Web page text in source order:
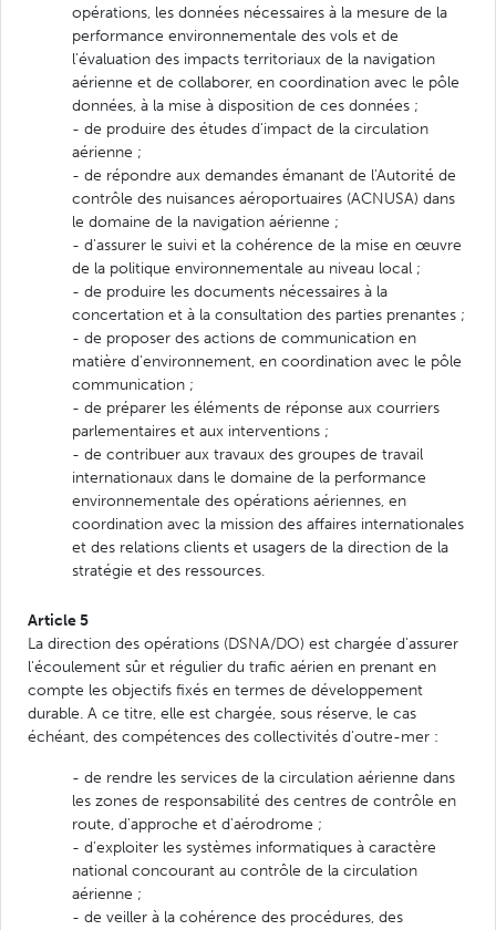
opérations, les données nécessaires à la mesure de la
performance environnementale des vols et de
l'évaluation des impacts territoriaux de la navigation
aérienne et de collaborer, en coordination avec le pôle
données, à la mise à disposition de ces données ;
- de produire des études d'impact de la circulation
aérienne ;
- de répondre aux demandes émanant de l'Autorité de
contrôle des nuisances aéroportuaires (ACNUSA) dans
le domaine de la navigation aérienne ;
- d'assurer le suivi et la cohérence de la mise en œuvre
de la politique environnementale au niveau local ;
- de produire les documents nécessaires à la
concertation et à la consultation des parties prenantes ;
- de proposer des actions de communication en
matière d'environnement, en coordination avec le pôle
communication ;
- de préparer les éléments de réponse aux courriers
parlementaires et aux interventions ;
- de contribuer aux travaux des groupes de travail
internationaux dans le domaine de la performance
environnementale des opérations aériennes, en
coordination avec la mission des affaires internationales
et des relations clients et usagers de la direction de la
stratégie et des ressources.
Article 5
La direction des opérations (DSNA/DO) est chargée d'assurer
l'écoulement sûr et régulier du trafic aérien en prenant en
compte les objectifs fixés en termes de développement
durable. A ce titre, elle est chargée, sous réserve, le cas
échéant, des compétences des collectivités d'outre-mer :
- de rendre les services de la circulation aérienne dans
les zones de responsabilité des centres de contrôle en
route, d'approche et d'aérodrome ;
- d'exploiter les systèmes informatiques à caractère
national concourant au contrôle de la circulation
aérienne ;
- de veiller à la cohérence des procédures, des